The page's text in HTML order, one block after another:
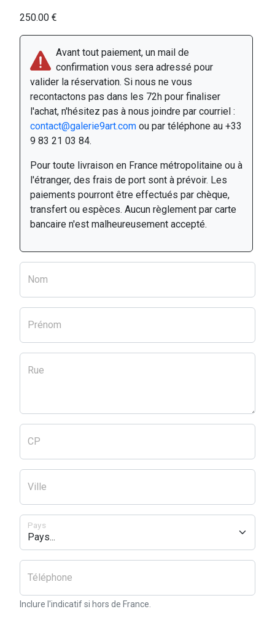
250.00 €
Avant tout paiement, un mail de
confirmation vous sera adressé pour
valider la réservation. Si nous ne vous
recontactons pas dans les 72h pour finaliser
l'achat, n'hésitez pas à nous joindre par courriel :
contact@galerie9art.com ou par téléphone au +33
9 83 21 03 84.
Pour toute livraison en France métropolitaine ou à
l'étranger, des frais de port sont à prévoir. Les
paiements pourront être effectués par chèque,
transfert ou espèces. Aucun règlement par carte
bancaire n'est malheureusement accepté.
Nom
Prénom
Rue
CP
Ville
Pays
Téléphone
Inclure l'indicatif si hors de France.